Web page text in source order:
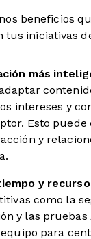
beneficios
tus iniciativas
más
intereses y
Esto puede
y
y
como la
y las pruebas
para